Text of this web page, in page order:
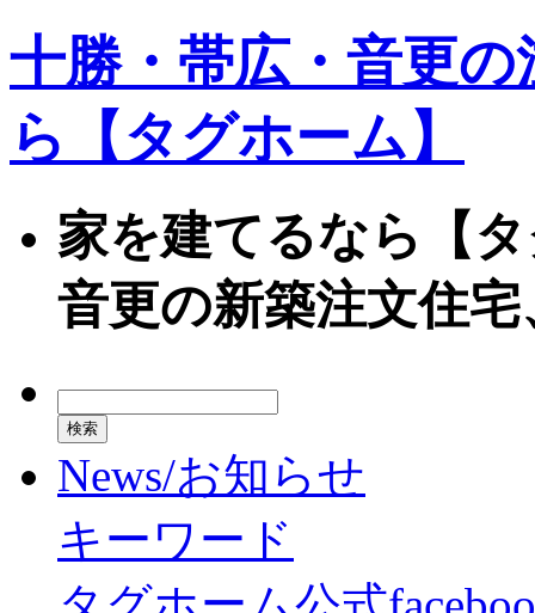
十勝・帯広・音更
ら【タグホーム】
家を建てるなら【
音更の新築注文住
News/お知らせ
キーワード